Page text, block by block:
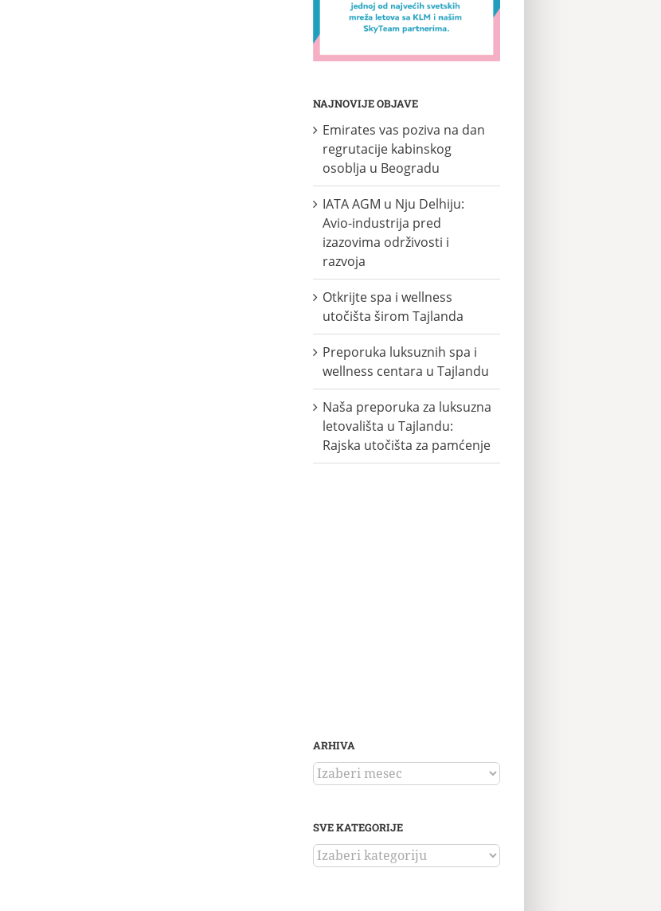
NAJNOVIJE OBJAVE
Emirates vas poziva na dan
regrutacije kabinskog
osoblja u Beogradu
IATA AGM u Nju Delhiju:
Avio-industrija pred
izazovima održivosti i
razvoja
Otkrijte spa i wellness
utočišta širom Tajlanda
Preporuka luksuznih spa i
wellness centara u Tajlandu
Naša preporuka za luksuzna
letovališta u Tajlandu:
Rajska utočišta za pamćenje
ARHIVA
ARHIVA
SVE KATEGORIJE
SVE
KATEGORIJE